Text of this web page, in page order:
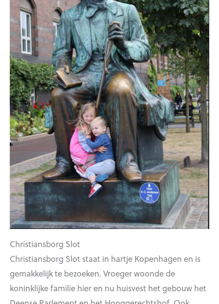
Christiansborg Slot
Christiansborg Slot staat in hartje Kopenhagen en is
gemakkelijk te bezoeken. Vroeger woonde de
koninklijke familie hier en nu huisvest het gebouw het